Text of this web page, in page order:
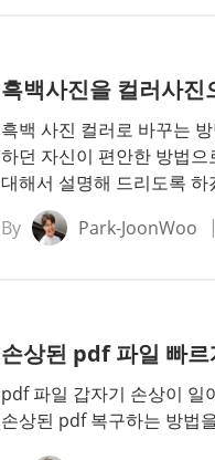
흑백사진을 컬러사진
흑백 사진 컬러로 바꾸는
하던 자신이 편안한 방법
대해서 설명해 드리도록 하
By
Park-JoonWoo
손상된 pdf 파일 빠
pdf 파일 갑자기 손상이 일
손상된 pdf 복구하는 방법